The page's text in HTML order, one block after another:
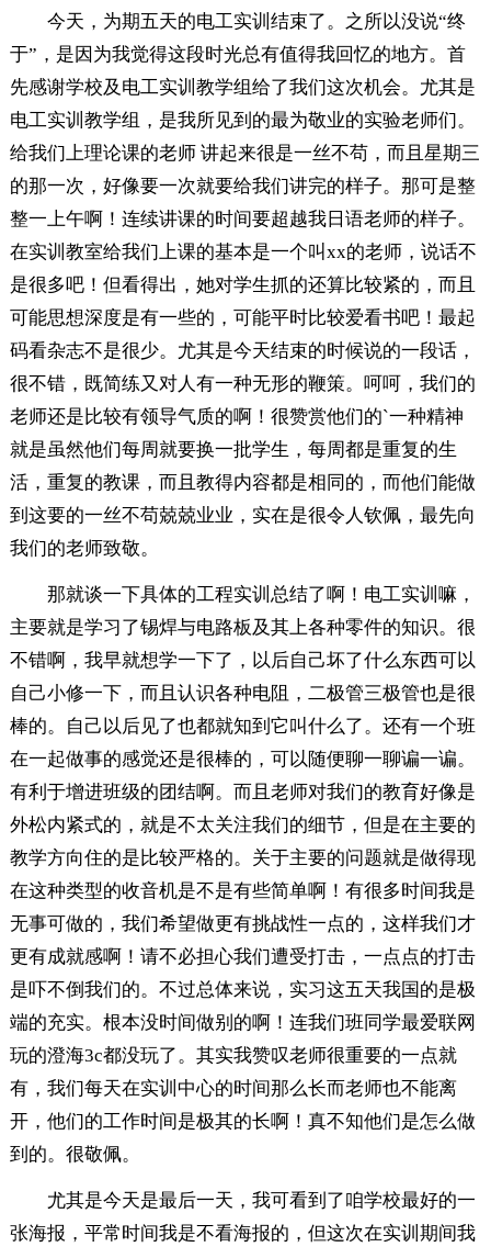
今天，为期五天的电工实训结束了。之所以没说“终
于”，是因为我觉得这段时光总有值得我回忆的地方。首
先感谢学校及电工实训教学组给了我们这次机会。尤其是
电工实训教学组，是我所见到的最为敬业的实验老师们。
给我们上理论课的老师 讲起来很是一丝不苟，而且星期三
的那一次，好像要一次就要给我们讲完的样子。那可是整
整一上午啊！连续讲课的时间要超越我日语老师的样子。
在实训教室给我们上课的基本是一个叫xx的老师，说话不
是很多吧！但看得出，她对学生抓的还算比较紧的，而且
可能思想深度是有一些的，可能平时比较爱看书吧！最起
码看杂志不是很少。尤其是今天结束的时候说的一段话，
很不错，既简练又对人有一种无形的鞭策。呵呵，我们的
老师还是比较有领导气质的啊！很赞赏他们的`一种精神
就是虽然他们每周就要换一批学生，每周都是重复的生
活，重复的教课，而且教得内容都是相同的，而他们能做
到这要的一丝不苟兢兢业业，实在是很令人钦佩，最先向
我们的老师致敬。
那就谈一下具体的工程实训总结了啊！电工实训嘛，
主要就是学习了锡焊与电路板及其上各种零件的知识。很
不错啊，我早就想学一下了，以后自己坏了什么东西可以
自己小修一下，而且认识各种电阻，二极管三极管也是很
棒的。自己以后见了也都就知到它叫什么了。还有一个班
在一起做事的感觉还是很棒的，可以随便聊一聊谝一谝。
有利于增进班级的团结啊。而且老师对我们的教育好像是
外松内紧式的，就是不太关注我们的细节，但是在主要的
教学方向住的是比较严格的。关于主要的问题就是做得现
在这种类型的收音机是不是有些简单啊！有很多时间我是
无事可做的，我们希望做更有挑战性一点的，这样我们才
更有成就感啊！请不必担心我们遭受打击，一点点的打击
是吓不倒我们的。不过总体来说，实习这五天我国的是极
端的充实。根本没时间做别的啊！连我们班同学最爱联网
玩的澄海3c都没玩了。其实我赞叹老师很重要的一点就
有，我们每天在实训中心的时间那么长而老师也不能离
开，他们的工作时间是极其的长啊！真不知他们是怎么做
到的。很敬佩。
尤其是今天是最后一天，我可看到了咱学校最好的一
张海报，平常时间我是不看海报的，但这次在实训期间我